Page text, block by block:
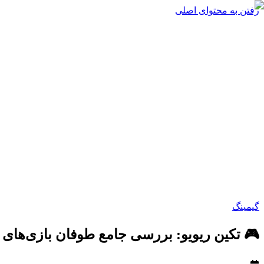
رفتن به محتوای اصلی
گیمینگ
🎮 تکین ریویو: بررسی جامع طوفان بازی‌های